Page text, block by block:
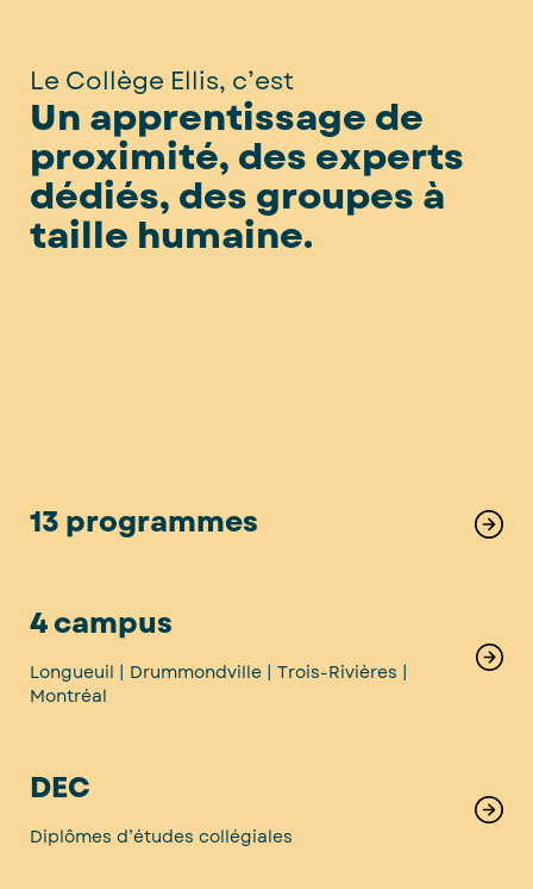
Le Collège Ellis, c’est
Un apprentissage de
proximité, des experts
dédiés, des groupes à
taille humaine.
13 programmes
4 campus
Longueuil | Drummondville | Trois-Rivières |
Montréal
DEC
Diplômes d’études collégiales